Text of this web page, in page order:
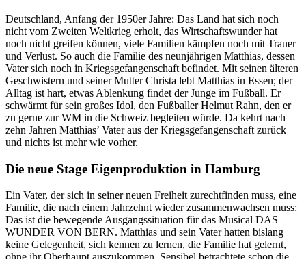
Deutschland, Anfang der 1950er Jahre: Das Land hat sich noch
nicht vom Zweiten Weltkrieg erholt, das Wirtschaftswunder hat
noch nicht greifen können, viele Familien kämpfen noch mit Trauer
und Verlust. So auch die Familie des neunjährigen Matthias, dessen
Vater sich noch in Kriegsgefangenschaft befindet. Mit seinen älteren
Geschwistern und seiner Mutter Christa lebt Matthias in Essen; der
Alltag ist hart, etwas Ablenkung findet der Junge im Fußball. Er
schwärmt für sein großes Idol, den Fußballer Helmut Rahn, den er
zu gerne zur WM in die Schweiz begleiten würde. Da kehrt nach
zehn Jahren Matthias’ Vater aus der Kriegsgefangenschaft zurück
und nichts ist mehr wie vorher.
Die neue Stage Eigenproduktion in Hamburg
Ein Vater, der sich in seiner neuen Freiheit zurechtfinden muss, eine
Familie, die nach einem Jahrzehnt wieder zusammenwachsen muss:
Das ist die bewegende Ausgangssituation für das Musical DAS
WUNDER VON BERN. Matthias und sein Vater hatten bislang
keine Gelegenheit, sich kennen zu lernen, die Familie hat gelernt,